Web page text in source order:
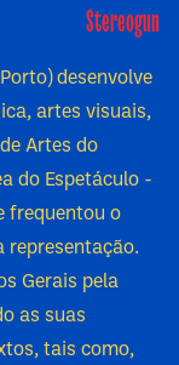
Stereogun
desenvolve
artes visuais,
Artes do
do Espetáculo -
frequentou o
representação.
Gerais pela
as suas
tais como,